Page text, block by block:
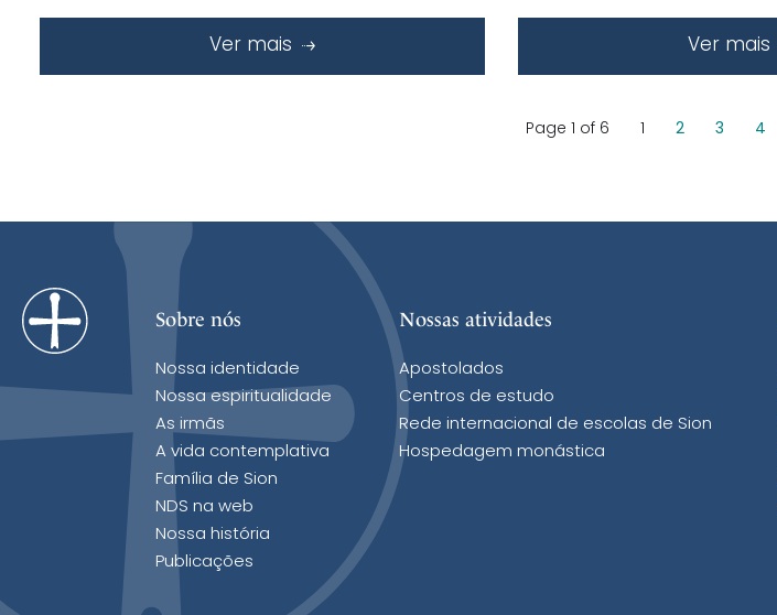
Ver mais Ver mais
Page 1 of 6 1 2 3 4
Sobre nós
Nossa identidade
Nossa espiritualidade
As irmãs
A vida contemplativa
Família de Sion
NDS na web
Nossa história
Publicações
Nossas atividades
Apostolados
Centros de estudo
Rede internacional de escolas de Sion
Hospedagem monástica